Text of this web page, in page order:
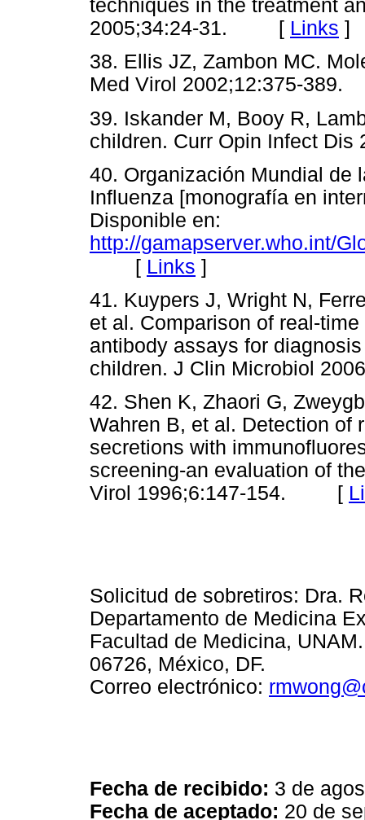
techniques in the treatment
2005;34:24-31. [ Links ]
38. Ellis JZ, Zambon MC.
Med Virol 2002;12:375-
39. Iskander M, Booy R,
children. Curr Opin Infect
40. Organización Mundial de
Influenza [monografía en
Disponible en:
http://gamapserver.who.int/
[ Links ]
41. Kuypers J, Wright N,
et al. Comparison of real-
antibody assays for
children. J Clin Microbiol
42. Shen K, Zhaori G,
Wahren B, et al. Detection of
secretions with
screening-an evaluation of
Virol 1996;6:147-154. [
Solicitud de sobretiros: Dra.
Departamento de Medicina
Facultad de Medicina,
06726, México, DF.
Correo electrónico:
Fecha de recibido: 3 de
Fecha de aceptado: 20 de